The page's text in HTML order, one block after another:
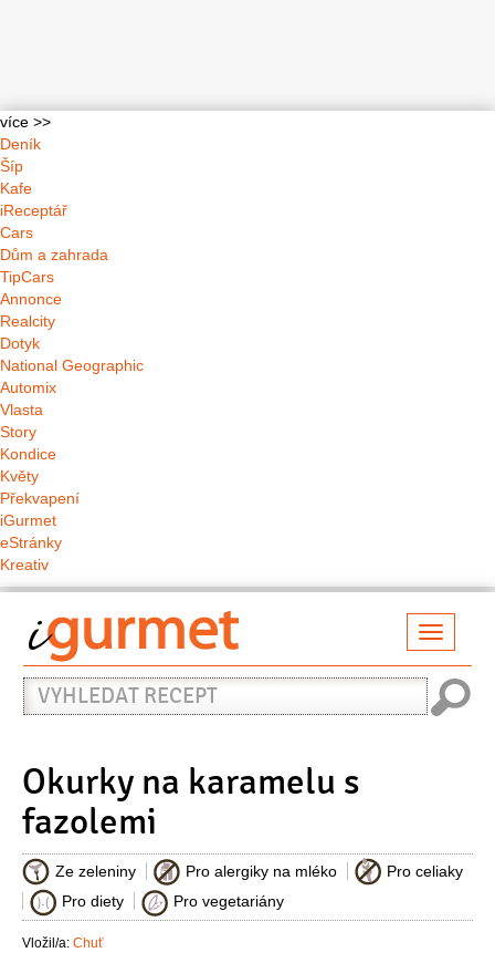
více >>
Deník
Šíp
Kafe
iReceptář
Cars
Dům a zahrada
TipCars
Annonce
Realcity
Dotyk
National Geographic
Automix
Vlasta
Story
Kondice
Květy
Překvapení
iGurmet
eStránky
Kreativ
Vyhledat
recept
Okurky na karamelu s
fazolemi
Ze zeleniny Pro alergiky na mléko
Pro celiaky
Pro diety
Pro vegetariány
Vložil/a: Chuť